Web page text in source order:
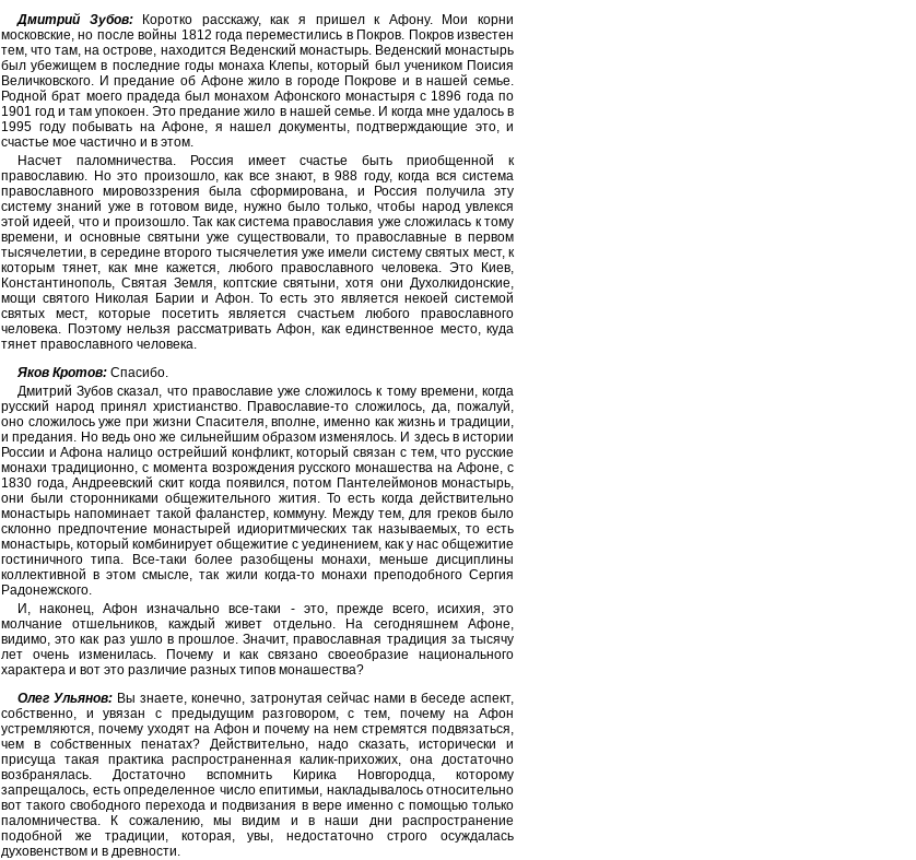
Дмитрий Зубов:Коротко расскажу, как я пришел к Афону. Мои корни
московские, но после войны 1812 года переместились в Покров. Покров известен
тем, что там, на острове, находится Веденский монастырь. Веденский монастырь
был убежищем в последние годы монаха Клепы, который был учеником Поисия
Величковского. И предание об Афоне жило в городе Покрове и в нашей семье.
Родной брат моего прадеда был монахом Афонского монастыря с 1896 года по
1901 год и там упокоен. Это предание жило в нашей семье. И когда мне удалось в
1995 году побывать на Афоне, я нашел документы, подтверждающие это, и
счастье мое частично и в этом.
Насчет паломничества. Россия имеет счастье быть приобщенной к
православию. Но это произошло, как все знают, в 988 году, когда вся система
православного мировоззрения была сформирована, и Россия получила эту
систему знаний уже в готовом виде, нужно было только, чтобы народ увлекся
этой идеей, что и произошло. Так как система православия уже сложилась к тому
времени, и основные святыни уже существовали, то православные в первом
тысячелетии, в середине второго тысячелетия уже имели систему святых мест, к
которым тянет, как мне кажется, любого православного человека. Это Киев,
Константинополь, Святая Земля, коптские святыни, хотя они Духолкидонские,
мощи святого Николая Барии и Афон. То есть это является некоей системой
святых мест, которые посетить является счастьем любого православного
человека. Поэтому нельзя рассматривать Афон, как единственное место, куда
тянет православного человека.
Яков Кротов: Спасибо.
Дмитрий Зубов сказал, что православие уже сложилось к тому времени, когда
русский народ принял христианство. Православие-то сложилось, да, пожалуй,
оно сложилось уже при жизни Спасителя, вполне, именно как жизнь и традиции,
и предания. Но ведь оно же сильнейшим образом изменялось. И здесь в истории
России и Афона налицо острейший конфликт, который связан с тем, что русские
монахи традиционно, с момента возрождения русского монашества на Афоне, с
1830 года, Андреевский скит когда появился, потом Пантелеймонов монастырь,
они были сторонниками общежительного жития. То есть когда действительно
монастырь напоминает такой фаланстер, коммуну. Между тем, для греков было
склонно предпочтение монастырей идиоритмических так называемых, то есть
монастырь, который комбинирует общежитие с уединением, как у нас общежитие
гостиничного типа. Все-таки более разобщены монахи, меньше дисциплины
коллективной в этом смысле, так жили когда-то монахи преподобного Сергия
Радонежского.
И, наконец, Афон изначально все-таки - это, прежде всего, исихия, это
молчание отшельников, каждый живет отдельно. На сегодняшнем Афоне,
видимо, это как раз ушло в прошлое. Значит, православная традиция за тысячу
лет очень изменилась. Почему и как связано своеобразие национального
характера и вот это различие разных типов монашества?
Олег Ульянов: Вы знаете, конечно, затронутая сейчас нами в беседе аспект,
собственно, и увязан с предыдущим разговором, с тем, почему на Афон
устремляются, почему уходят на Афон и почему на нем стремятся подвязаться,
чем в собственных пенатах? Действительно, надо сказать, исторически и
присуща такая практика распространенная калик-прихожих, она достаточно
возбранялась. Достаточно вспомнить Кирика Новгородца, которому
запрещалось, есть определенное число епитимьи, накладывалось относительно
вот такого свободного перехода и подвизания в вере именно с помощью только
паломничества. К сожалению, мы видим и в наши дни распространение
подобной же традиции, которая, увы, недостаточно строго осуждалась
духовенством и в древности.